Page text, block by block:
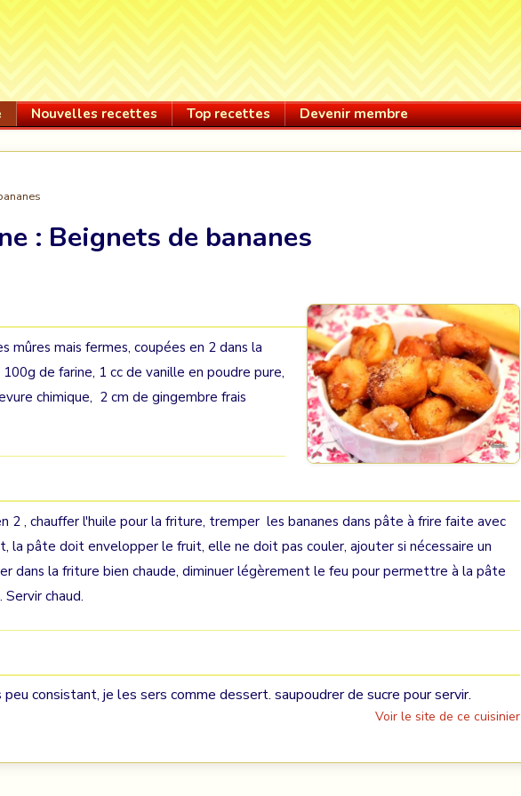
Nouvelles recettes Top recettes Devenir membre
: Beignets de bananes
mûres mais fermes, coupées en 2 dans la
de farine, 1 cc de vanille en poudre pure,
chimique, 2 cm de gingembre frais
2 , chauffer l'huile pour la friture, tremper les bananes dans pâte à frire faite avec
la pâte doit envelopper le fruit, elle ne doit pas couler, ajouter si nécessaire un
dans la friture bien chaude, diminuer légèrement le feu pour permettre à la pâte
chaud.
consistant, je les sers comme dessert. saupoudrer de sucre pour servir.
Voir le site de ce cuisinier